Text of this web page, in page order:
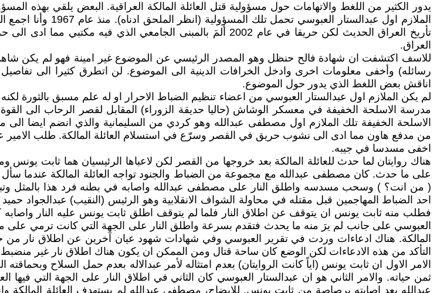
يدور الكثير من اللغط والاتهامات حول مسؤولية قتل العائلة المالكة العراقية. البعض يلقي بهذه
الملازم اول
تأريخ العراق الحديث لكن حريقا في عام 2002 ألمَ بالمبنى الجامعي
العراق.
للاسف اكتشفت ان شهادة فالح حنظل وهو المصدر الرئيسي عن الموضوع غير امينة فهو لم يكن
رسائله) وأخفى معلومات اخرى وادخل الخرافات الدينية الى الموضوع. لن اتطرق كثيرا الى
اناقش بعض اللغط الذي يدور حول الموضوع.
لم يكن الملازم اول عبدالستار العبوسي من اعضاء تنظيم الضباط الاحرار او له علم مسبق بالثورة
مدرسة الاسلحة الخفيفة في معسكر الوشاش (حاليا حديقة الزوراء) المقابل لقصر الرحاب الى
الاسلحة الخفيفة تلك الملازم اول مصطفى عبدالله وهو كردي من السليمانية والذي انضم ايضا
من مدفع هاون مما ادى الى نشوب حريق في القصر وسرّع في استسلام العائلة المالكة. طلب الامير
اخفى مسدسا في جيبه.
هناك روايتان لما حدث للعائلة المالكة بعد خروجها من القصر لكن لاعباها الرئيسيان هما ثابت
على ما حدث. كان مصطفى عبدالله مع مجموعة من الضباط والجنود تواجه العائلة المالكة عندما
( من انت؟ ) وسحب مسدسه واطلق النار على مصطفى عبدالله واصابه في بطنه فرد هذا بالمثل
احد الضباط المهاجمين قبل مقتله في محاولة الشواف الانقلابية وهو الرئيس (النقيب) عبدالجواد
فطلب منه ثابت يونس ان يتوقف عن اطلاق النار فلما لم يتوقف اطلق ثابت يونس عليه النار واصابه
العبوسي على جانب لم يرَ منه ما يحدث فتقدم بسرعة واطلق النار على الجهة التي كانت ترمي على
المالكة. هناك ادعاءات وردت في تقرير العبوسي وفي شهادات شهود عيان آخرين عن اطلاق نار
التأكد من هذه الادعاءات لكن الوضع كان ساحة قتال ومن الممكن ان يكون هناك اطلاق نار غير
الامر الاول ان ثابت يونس (اياً كانت الروايتان) بعدم امتثاله لأمر عبدالاله بعدم حمل السلاح
ثمن حياته. والامر الثاني هو ان عبدالستار العبوسي كان الثاني في اطلاق النار على الجهة التي فيها
عبدالله بعد اصابته برصاصة من ثابت يونس. للايضاح، مصطفى عبدالله لم يستهدف العائلة